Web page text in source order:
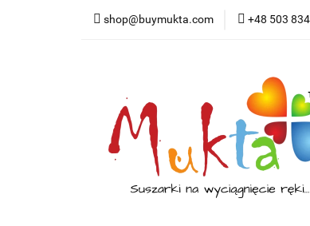
shop@buymukta.com +48 503